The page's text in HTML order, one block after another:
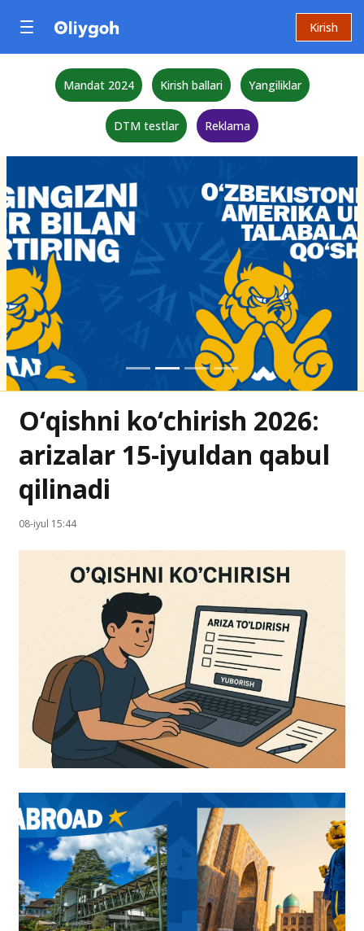
Kirish
Mandat 2024 Kirish ballari Yangiliklar
DTM testlar Reklama
O‘qishni ko‘chirish 2026:
arizalar 15-iyuldan qabul
qilinadi
08-iyul 15:44